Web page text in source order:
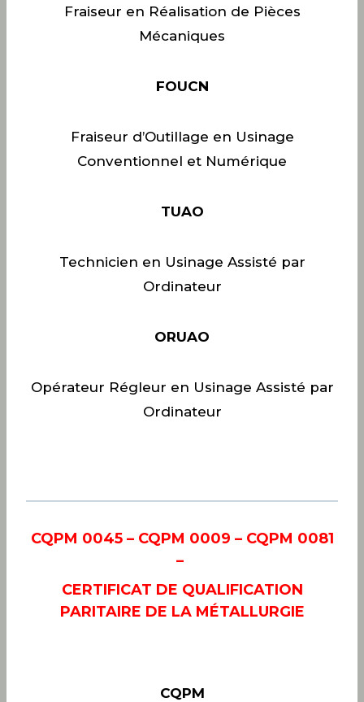
Fraiseur en Réalisation de Pièces
Mécaniques
FOUCN
Fraiseur d’Outillage en Usinage
Conventionnel et Numérique
TUAO
Technicien en Usinage Assisté par
Ordinateur
ORUAO
Opérateur Régleur en Usinage Assisté par
Ordinateur
CQPM 0045 – CQPM 0009 – CQPM 0081
–
CERTIFICAT DE QUALIFICATION
PARITAIRE DE LA MÉTALLURGIE
CQPM